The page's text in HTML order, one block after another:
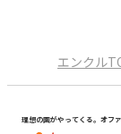
エンクル
理想の園がやってくる。オフ